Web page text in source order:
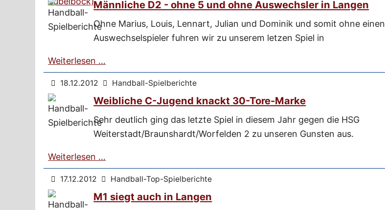
Männliche D2 - ohne 5 und ohne Auswechsler in Langen
Ohne Marius, Louis, Lennart, Julian und Dominik und somit ohne einen
Auswechselspieler fuhren wir zu unserem letzen Spiel in
Weiterlesen …
18.12.2012 Handball-Spielberichte
Weibliche C-Jugend knackt 30-Tore-Marke
Sehr deutlich ging das letzte Spiel in diesem Jahr gegen die HSG
Weiterstadt/Braunshardt/Worfelden 2 zu unseren Gunsten aus.
Weiterlesen …
17.12.2012 Handball-Top-Spielberichte
M1 siegt auch in Langen